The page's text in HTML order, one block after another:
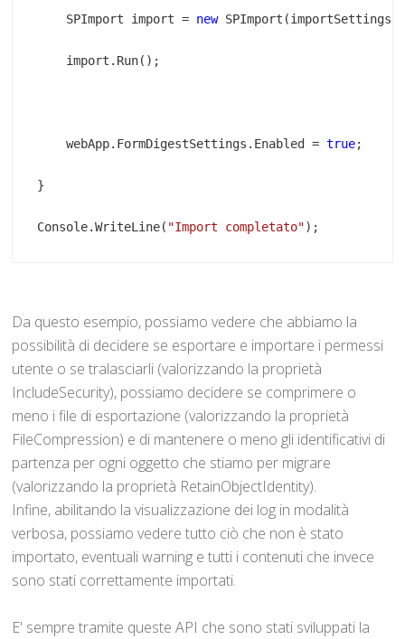
    SPImport import =
new
    webApp.FormDigestSettings.Enabled =
true
Console.WriteLine( "Import completato");
Da questo esempio, possiamo vedere che abbiamo la
possibilità di decidere se esportare e importare i permessi
utente o se tralasciarli (valorizzando la proprietà
IncludeSecurity), possiamo decidere se comprimere o
meno i file di esportazione (valorizzando la proprietà
FileCompression) e di mantenere o meno gli identificativi di
partenza per ogni oggetto che stiamo per migrare
(valorizzando la proprietà RetainObjectIdentity).
Infine, abilitando la visualizzazione dei log in modalità
verbosa, possiamo vedere tutto ciò che non è stato
importato, eventuali warning e tutti i contenuti che invece
sono stati correttamente importati.
E' sempre tramite queste API che sono stati sviluppati la